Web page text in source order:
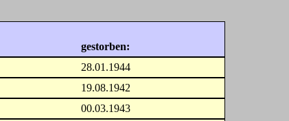
gestorben:
28.01.1944
19.08.1942
00.03.1943